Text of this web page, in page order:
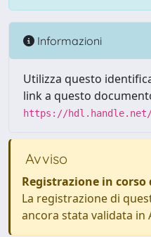
Informazioni
Utilizza questo
link a questo
https://hdl.handle.net/
Avviso
Registrazione in corso
La registrazione di
ancora stata validata in